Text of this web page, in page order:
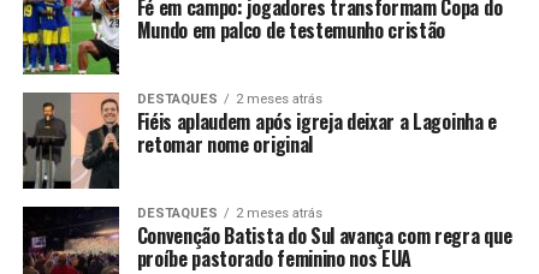
Fé em campo: jogadores transformam Copa do
Mundo em palco de testemunho cristão
DESTAQUES 2 meses atrás
Fiéis aplaudem após igreja deixar a Lagoinha e
retomar nome original
DESTAQUES 2 meses atrás
Convenção Batista do Sul avança com regra que
proíbe pastorado feminino nos EUA